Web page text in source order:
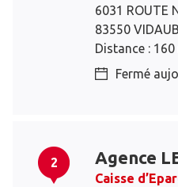
6031 ROUTE
83550
Distance : 160
Fermé
2 Agence
Caisse